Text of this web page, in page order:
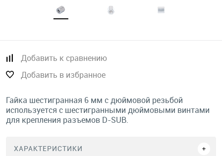
Добавить к сравнению
Добавить в избранное
Гайка шестигранная 6 мм с дюймовой резьбой
используется с шестигранными дюймовыми винтами
для крепления разъемов D-SUB.
ХАРАКТЕРИСТИКИ